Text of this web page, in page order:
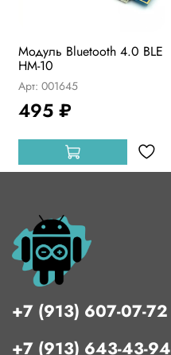
Модуль Bluetooth 4.0 BLE
HM-10
Арт: 001645
495 ₽
+7 (913) 607-07-72
+7 (913) 643-43-94